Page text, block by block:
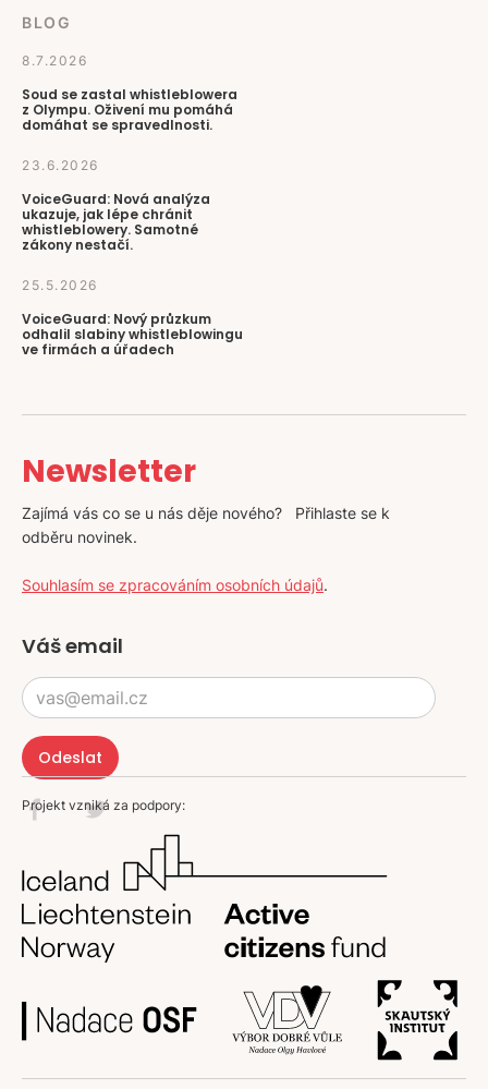
BLOG
8.7.2026
Soud se zastal whistleblowera
z Olympu. Oživení mu pomáhá
domáhat se spravedlnosti.
23.6.2026
VoiceGuard: Nová analýza
ukazuje, jak lépe chránit
whistleblowery. Samotné
zákony nestačí.
25.5.2026
VoiceGuard: Nový průzkum
odhalil slabiny whistleblowingu
ve firmách a úřadech
Newsletter
Zajímá vás co se u nás děje nového? Přihlaste se k
odběru novinek.
Souhlasím se zpracováním osobních údajů.
Váš email
Projekt vzniká za podpory: